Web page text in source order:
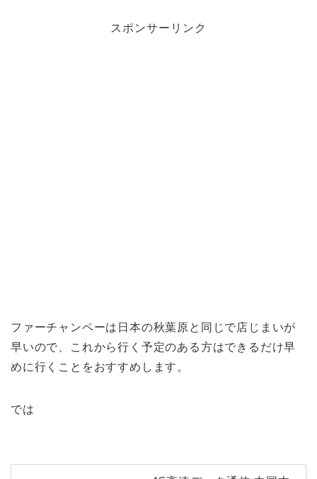
スポンサーリンク
ファーチャンペーは日本の秋葉原と同じで店じまいが
早いので、これから行く予定のある方はできるだけ早
めに行くことをおすすめします。
では